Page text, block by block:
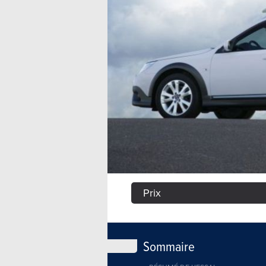
Prix
Sommaire